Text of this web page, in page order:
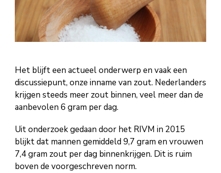
Het blijft een actueel onderwerp en vaak een
discussiepunt, onze inname van zout. Nederlanders
krijgen steeds meer zout binnen, veel meer dan de
aanbevolen 6 gram per dag.
Uit onderzoek gedaan door het RIVM in 2015
blijkt dat mannen gemiddeld 9,7 gram en vrouwen
7,4 gram zout per dag binnenkrijgen. Dit is ruim
boven de voorgeschreven norm.